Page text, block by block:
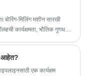
भरपाईची भूमिका
मिलिंग मशीन सारखी
कार्यक्षमता, भौतिक गुणधर्म
आहेत?
एक कार्यक्षम